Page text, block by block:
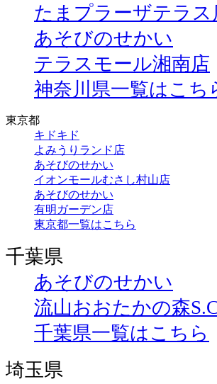
たまプラーザテラス
あそびのせかい
テラスモール湘南店
神奈川県一覧はこち
東京都
キドキド
よみうりランド店
あそびのせかい
イオンモールむさし村山店
あそびのせかい
有明ガーデン店
東京都一覧はこちら
千葉県
あそびのせかい
流山おおたかの森
千葉県一覧はこちら
埼玉県